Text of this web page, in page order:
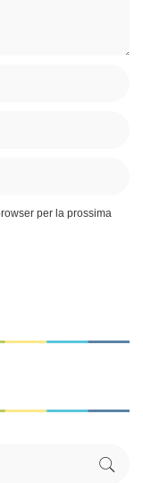
per la prossima